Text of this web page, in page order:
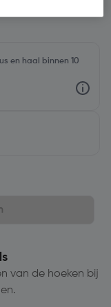
en haal binnen 10
van de hoeken bij